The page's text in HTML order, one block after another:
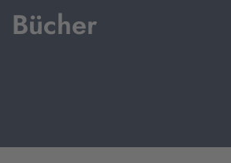
Bücher